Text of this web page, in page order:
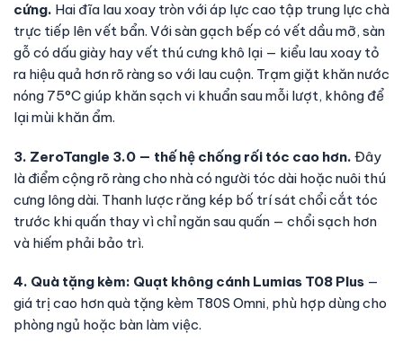
cứng. Hai đĩa lau xoay tròn với áp lực cao tập trung lực chà
trực tiếp lên vết bẩn. Với sàn gạch bếp có vết dầu mỡ, sàn
gỗ có dấu giày hay vết thú cưng khô lại — kiểu lau xoay tỏ
ra hiệu quả hơn rõ ràng so với lau cuộn. Trạm giặt khăn nước
nóng 75°C giúp khăn sạch vi khuẩn sau mỗi lượt, không để
lại mùi khăn ẩm.
3. ZeroTangle 3.0 — thế hệ chống rối tóc cao hơn. Đây
là điểm cộng rõ ràng cho nhà có người tóc dài hoặc nuôi thú
cưng lông dài. Thanh lược răng kép bố trí sát chổi cắt tóc
trước khi quấn thay vì chỉ ngăn sau quấn — chổi sạch hơn
và hiếm phải bảo trì.
4. Quà tặng kèm: Quạt không cánh Lumias T08 Plus —
giá trị cao hơn quà tặng kèm T80S Omni, phù hợp dùng cho
phòng ngủ hoặc bàn làm việc.